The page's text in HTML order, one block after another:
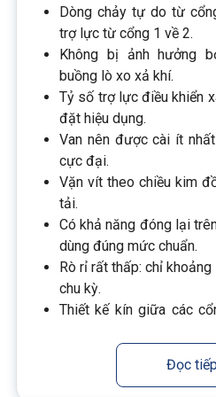
Dòng chảy tự do từ
trợ lực từ cổng 1 về 2.
Không bị ảnh hưởng
buồng lò xo xả khí.
Tỷ số trợ lực điều khiển
đặt hiệu dụng.
Van nên được cài ít
cực đại.
Vặn vít theo chiều kim
tải.
Có khả năng đóng lại
dùng đúng mức chuẩn.
Rò rỉ rất thấp: chỉ
chu kỳ.
Thiết kế kín giữa các
Có thể lắp trực tiếp vào
cứng và bảo vệ mạch.
Đọc tiếp